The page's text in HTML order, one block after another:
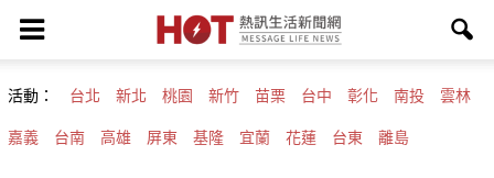
活動： 台北 新北 桃園 新竹 苗栗 台中 彰化 南投 雲林
嘉義 台南 高雄 屏東 基隆 宜蘭 花蓮 台東 離島